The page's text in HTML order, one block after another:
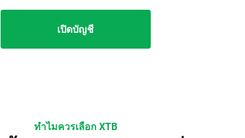
เปิดบัญชี
ทำไมควรเลือก XTB